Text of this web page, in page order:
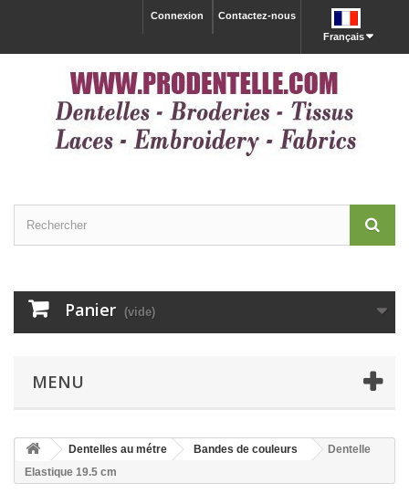
Français
Contactez-nous
Connexion
Panier (vide)
MENU
Dentelles au métre Bandes de couleurs
Dentelle
Elastique 19.5 cm